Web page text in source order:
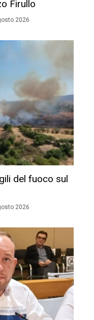
Firullo
2026
del fuoco sul
2026